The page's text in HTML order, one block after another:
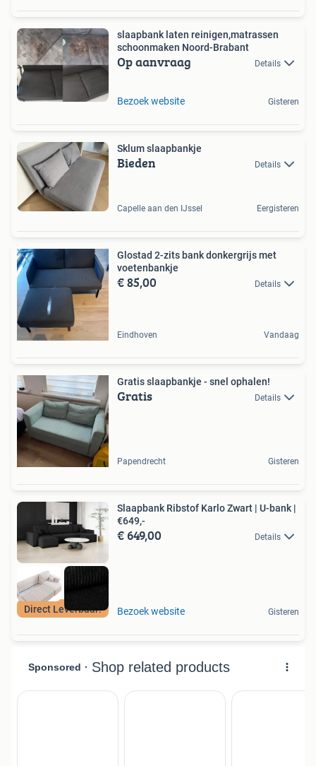
slaapbank laten reinigen,matrassen
schoonmaken Noord-Brabant
Op aanvraag Details
Bezoek website Gisteren
Sklum slaapbankje
Bieden Details
Capelle aan den IJssel Eergisteren
Glostad 2-zits bank donkergrijs met
voetenbankje
€ 85,00 Details
Eindhoven Vandaag
Gratis slaapbankje - snel ophalen!
Gratis Details
Papendrecht Gisteren
Direct Leverbaar!
Slaapbank Ribstof Karlo Zwart | U-bank |
€649,-
€ 649,00 Details
Bezoek website Gisteren